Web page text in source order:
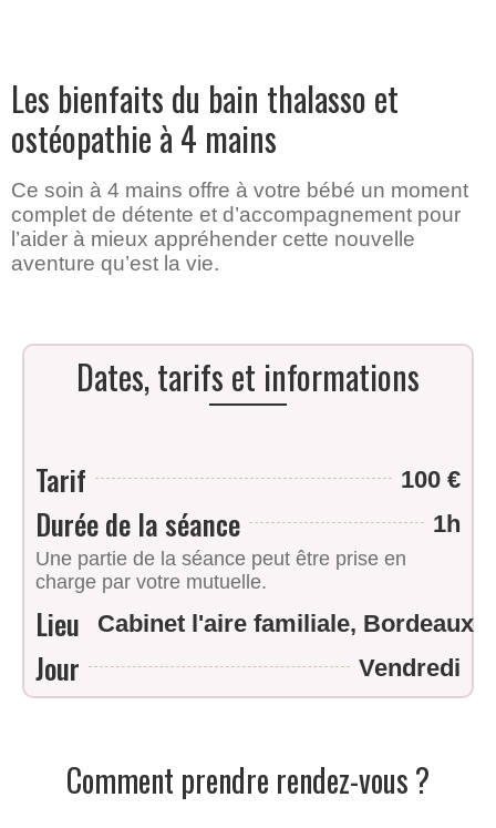
Les bienfaits du bain thalasso et
ostéopathie à 4 mains
Ce soin à 4 mains offre à votre bébé un moment
complet de détente et d’accompagnement pour
l’aider à mieux appréhender cette nouvelle
aventure qu’est la vie.
Dates, tarifs et informations
Tarif 100 €
Durée de la séance 1h
Une partie de la séance peut être prise en
charge par votre mutuelle.
Lieu Cabinet l'aire familiale, Bordeaux
Jour Vendredi
Comment prendre rendez-vous ?